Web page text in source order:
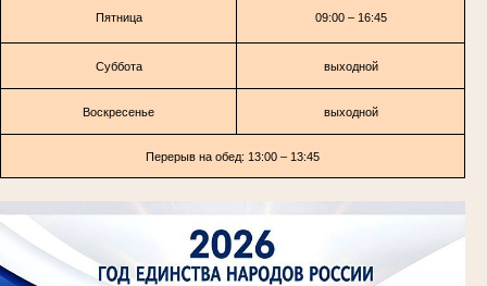
Пятница 09:00 – 16:45
Суббота выходной
Воскресенье выходной
Перерыв на обед: 13:00 – 13:45